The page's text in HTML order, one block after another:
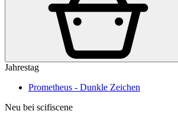
Jahrestag
Prometheus - Dunkle Zeichen
Neu bei scifiscene